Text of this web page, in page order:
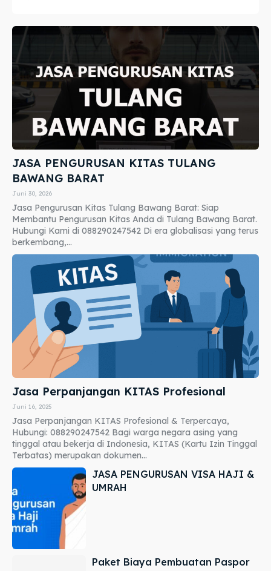
JASA PENGURUSAN KITAS TULANG
BAWANG BARAT
Juni 30, 2026
Jasa Pengurusan Kitas Tulang Bawang Barat: Siap
Membantu Pengurusan Kitas Anda di Tulang Bawang Barat.
Hubungi Kami di 088290247542 Di era globalisasi yang terus
berkembang,...
Jasa Perpanjangan KITAS Profesional
Juni 16, 2025
Jasa Perpanjangan KITAS Profesional & Terpercaya,
Hubungi: 088290247542 Bagi warga negara asing yang
tinggal atau bekerja di Indonesia, KITAS (Kartu Izin Tinggal
Terbatas) merupakan dokumen...
JASA PENGURUSAN VISA HAJI &
UMRAH
Paket Biaya Pembuatan Paspor